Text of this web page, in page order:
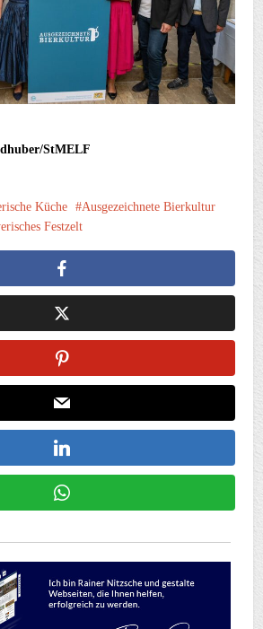
StMELF
Küche
Ausgezeichnete Bierkultur
Festzelt